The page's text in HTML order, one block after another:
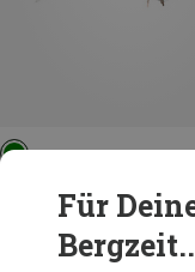
Allround Taurus 1P Zelt
259,95 €
Für